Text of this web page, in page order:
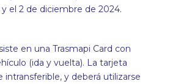
el 2 de diciembre de 2024.
en una Trasmapi Card con
(ida y vuelta). La tarjeta
intransferible, y deberá utilizarse